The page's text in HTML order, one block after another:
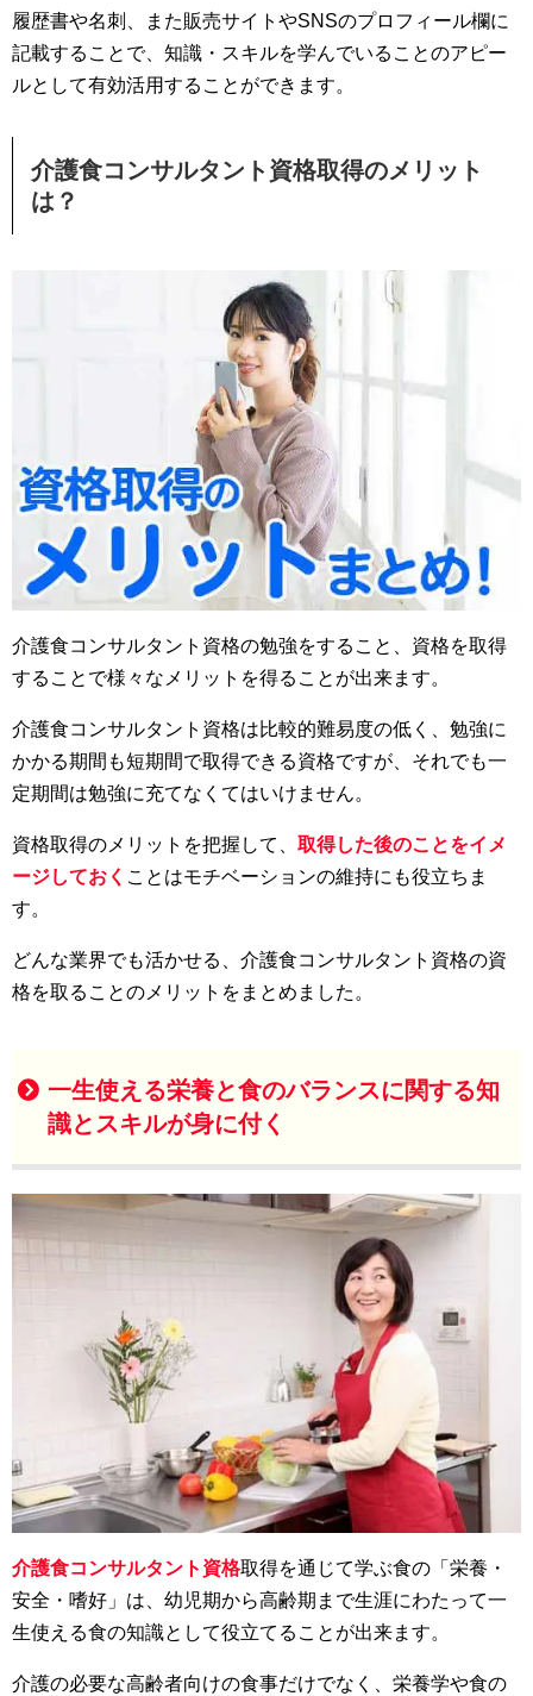
履歴書や名刺、また販売サイトやSNSのプロフィール欄に
記載することで、知識・スキルを学んでいることのアピー
ルとして有効活用することができます。
介護食コンサルタント資格取得のメリット
は？
介護食コンサルタント資格の勉強をすること、資格を取得
することで様々なメリットを得ることが出来ます。
介護食コンサルタント資格は比較的難易度の低く、勉強に
かかる期間も短期間で取得できる資格ですが、それでも一
定期間は勉強に充てなくてはいけません。
資格取得のメリットを把握して、 取得した後のことをイメ
ージしておく ことはモチベーションの維持にも役立ちま
す。
どんな業界でも活かせる、介護食コンサルタント資格の資
格を取ることのメリットをまとめました。
一生使える栄養と食のバランスに関する知
識とスキルが身に付く
介護食コンサルタント資格取得を通じて学ぶ食の「栄養・
安全・嗜好」は、幼児期から高齢期まで生涯にわたって一
生使える食の知識として役立てることが出来ます。
介護の必要な高齢者向けの食事だけでなく、栄養学や食の